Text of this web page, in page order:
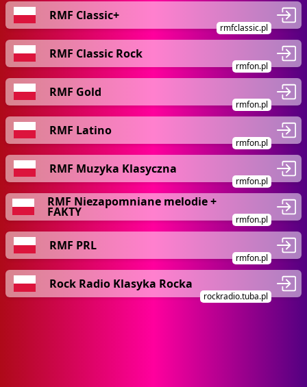
RMF Classic+
rmfclassic.pl
RMF Classic Rock
rmfon.pl
RMF Gold
rmfon.pl
RMF Latino
rmfon.pl
RMF Muzyka Klasyczna
rmfon.pl
RMF Niezapomniane melodie +
FAKTY
rmfon.pl
RMF PRL
rmfon.pl
Rock Radio Klasyka Rocka
rockradio.tuba.pl